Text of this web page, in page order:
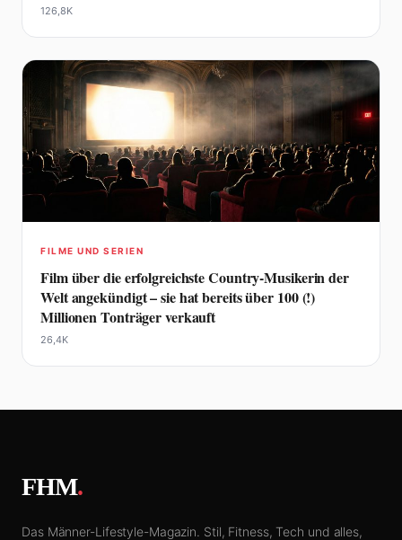
126,8K
FILME UND SERIEN
Film über die erfolgreichste Country-Musikerin der
Welt angekündigt – sie hat bereits über 100 (!)
Millionen Tonträger verkauft
26,4K
FHM.
Das Männer-Lifestyle-Magazin. Stil, Fitness, Tech und alles,